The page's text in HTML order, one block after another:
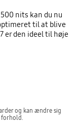
nits kan du nu
til at blive
er den ideel til høje
og kan ændre sig
forhold.